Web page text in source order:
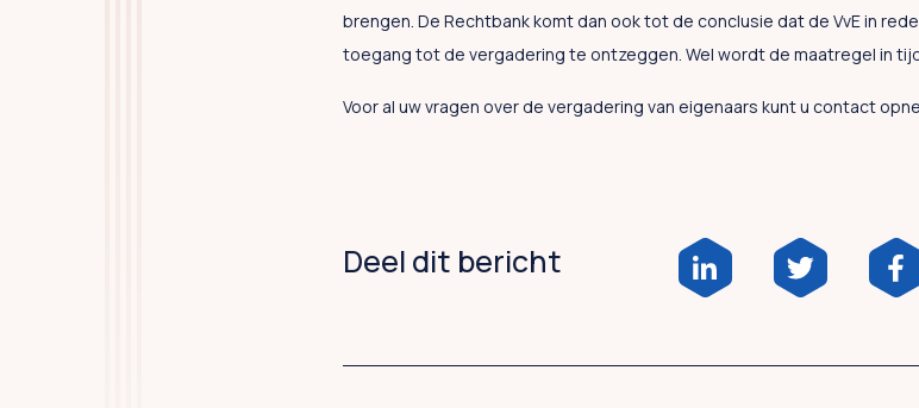
brengen. De Rechtbank komt dan ook tot de conclusie dat de VvE in
toegang tot de vergadering te ontzeggen. Wel wordt de maatregel in
Voor al uw vragen over de vergadering van eigenaars kunt u contact
Deel dit bericht